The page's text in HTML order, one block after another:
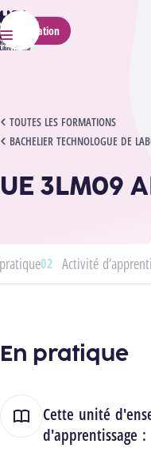
HELMo
Menu
Application
TOUTES LES FORMATIONS
BACHELIER TECHNOLOGUE DE
UE 3LM09 AIP STAGE TFE
UE 3LM09
Activité
En pratique
Cette unité
d'apprentissage :